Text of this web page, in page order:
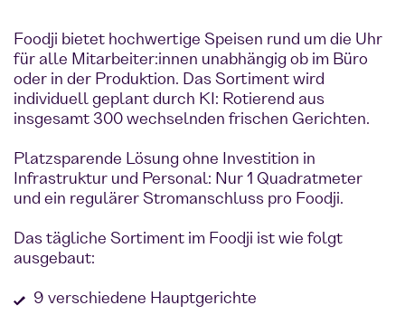
Foodji bietet hochwertige Speisen rund um die Uhr
für alle Mitarbeiter:innen unabhängig ob im Büro
oder in der Produktion. Das Sortiment wird
individuell geplant durch KI: Rotierend aus
insgesamt 300 wechselnden frischen Gerichten.
Platzsparende Lösung ohne Investition in
Infrastruktur und Personal: Nur 1 Quadratmeter
und ein regulärer Stromanschluss pro Foodji.
Das tägliche Sortiment im Foodji ist wie folgt
ausgebaut:
9 verschiedene Hauptgerichte